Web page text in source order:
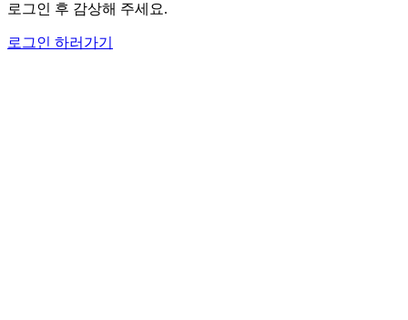
로그인 후 감상해 주세요.
로그인 하러가기